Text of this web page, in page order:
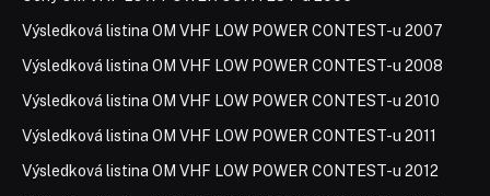
Výsledková listina OM VHF LOW POWER CONTEST-u 2007
Výsledková listina OM VHF LOW POWER CONTEST-u 2008
Výsledková listina OM VHF LOW POWER CONTEST-u 2010
Výsledková listina OM VHF LOW POWER CONTEST-u 2011
Výsledková listina OM VHF LOW POWER CONTEST-u 2012